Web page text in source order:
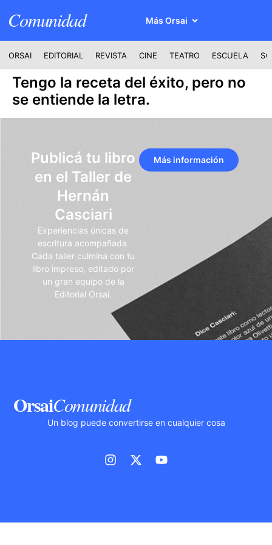
Comunidad Más Orsai
ORSAI EDITORIAL REVISTA CINE TEATRO ESCUELA
Tengo la receta del éxito, pero no
se entiende la letra.
Publicá tu libro
en el Taller de
Hernán
Casciari
Experiencias únicas de
escritura acompañada.
Cada taller culmina con tu
libro impreso, editado por
un gran equipo de la
Editorial Orsai.
Más información
OrsaiComunidad
Un blog puede convertirse en cualquier cosa